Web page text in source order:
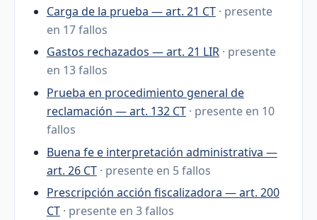
Carga de la prueba — art. 21 CT · presente
en 17 fallos
Gastos rechazados — art. 21 LIR · presente
en 13 fallos
Prueba en procedimiento general de
reclamación — art. 132 CT · presente en 10
fallos
Buena fe e interpretación administrativa —
art. 26 CT · presente en 5 fallos
Prescripción acción fiscalizadora — art. 200
CT · presente en 3 fallos